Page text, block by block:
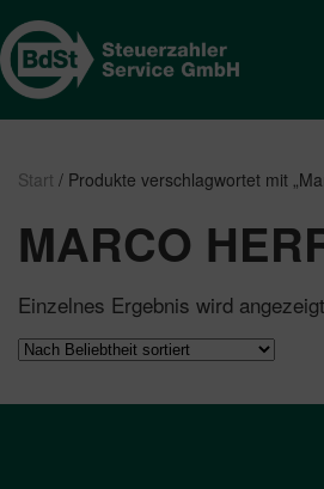
Start / Produkte verschlagwortet mit
MARCO
Einzelnes Ergebnis wird angezeigt